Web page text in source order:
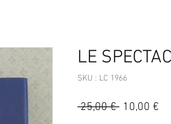
LE
SKU : LC 1966
25,00 € Prix
10,00 €